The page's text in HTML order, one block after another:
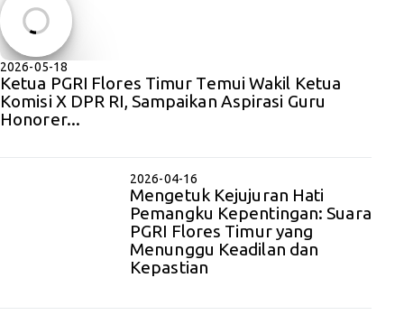
2026-05-18
Ketua PGRI Flores Timur Temui Wakil Ketua
Komisi X DPR RI, Sampaikan Aspirasi Guru
Honorer...
2026-04-16
Mengetuk Kejujuran Hati
Pemangku Kepentingan: Suara
PGRI Flores Timur yang
Menunggu Keadilan dan
Kepastian